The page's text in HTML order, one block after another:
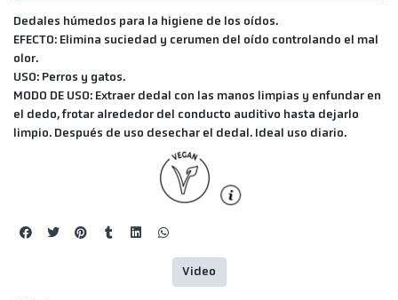
Dedales húmedos para la higiene de los oídos.
EFECTO: Elimina suciedad y cerumen del oído controlando el mal
olor.
USO: Perros y gatos.
MODO DE USO: Extraer dedal con las manos limpias y enfundar en
el dedo, frotar alrededor del conducto auditivo hasta dejarlo
limpio. Después de uso desechar el dedal. Ideal uso diario.
Video